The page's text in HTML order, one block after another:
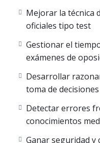
razonamiento clínico y
Con esta plataforma
configurados de forma
las condiciones reales
de100 preguntas tipo
Realizar
Mejorar la técnica
oficiales tipo test
Gestionar el
exámenes de
Desarrollar
toma de decisiones
Detectar errores
conocimientos
Ganar seguridad